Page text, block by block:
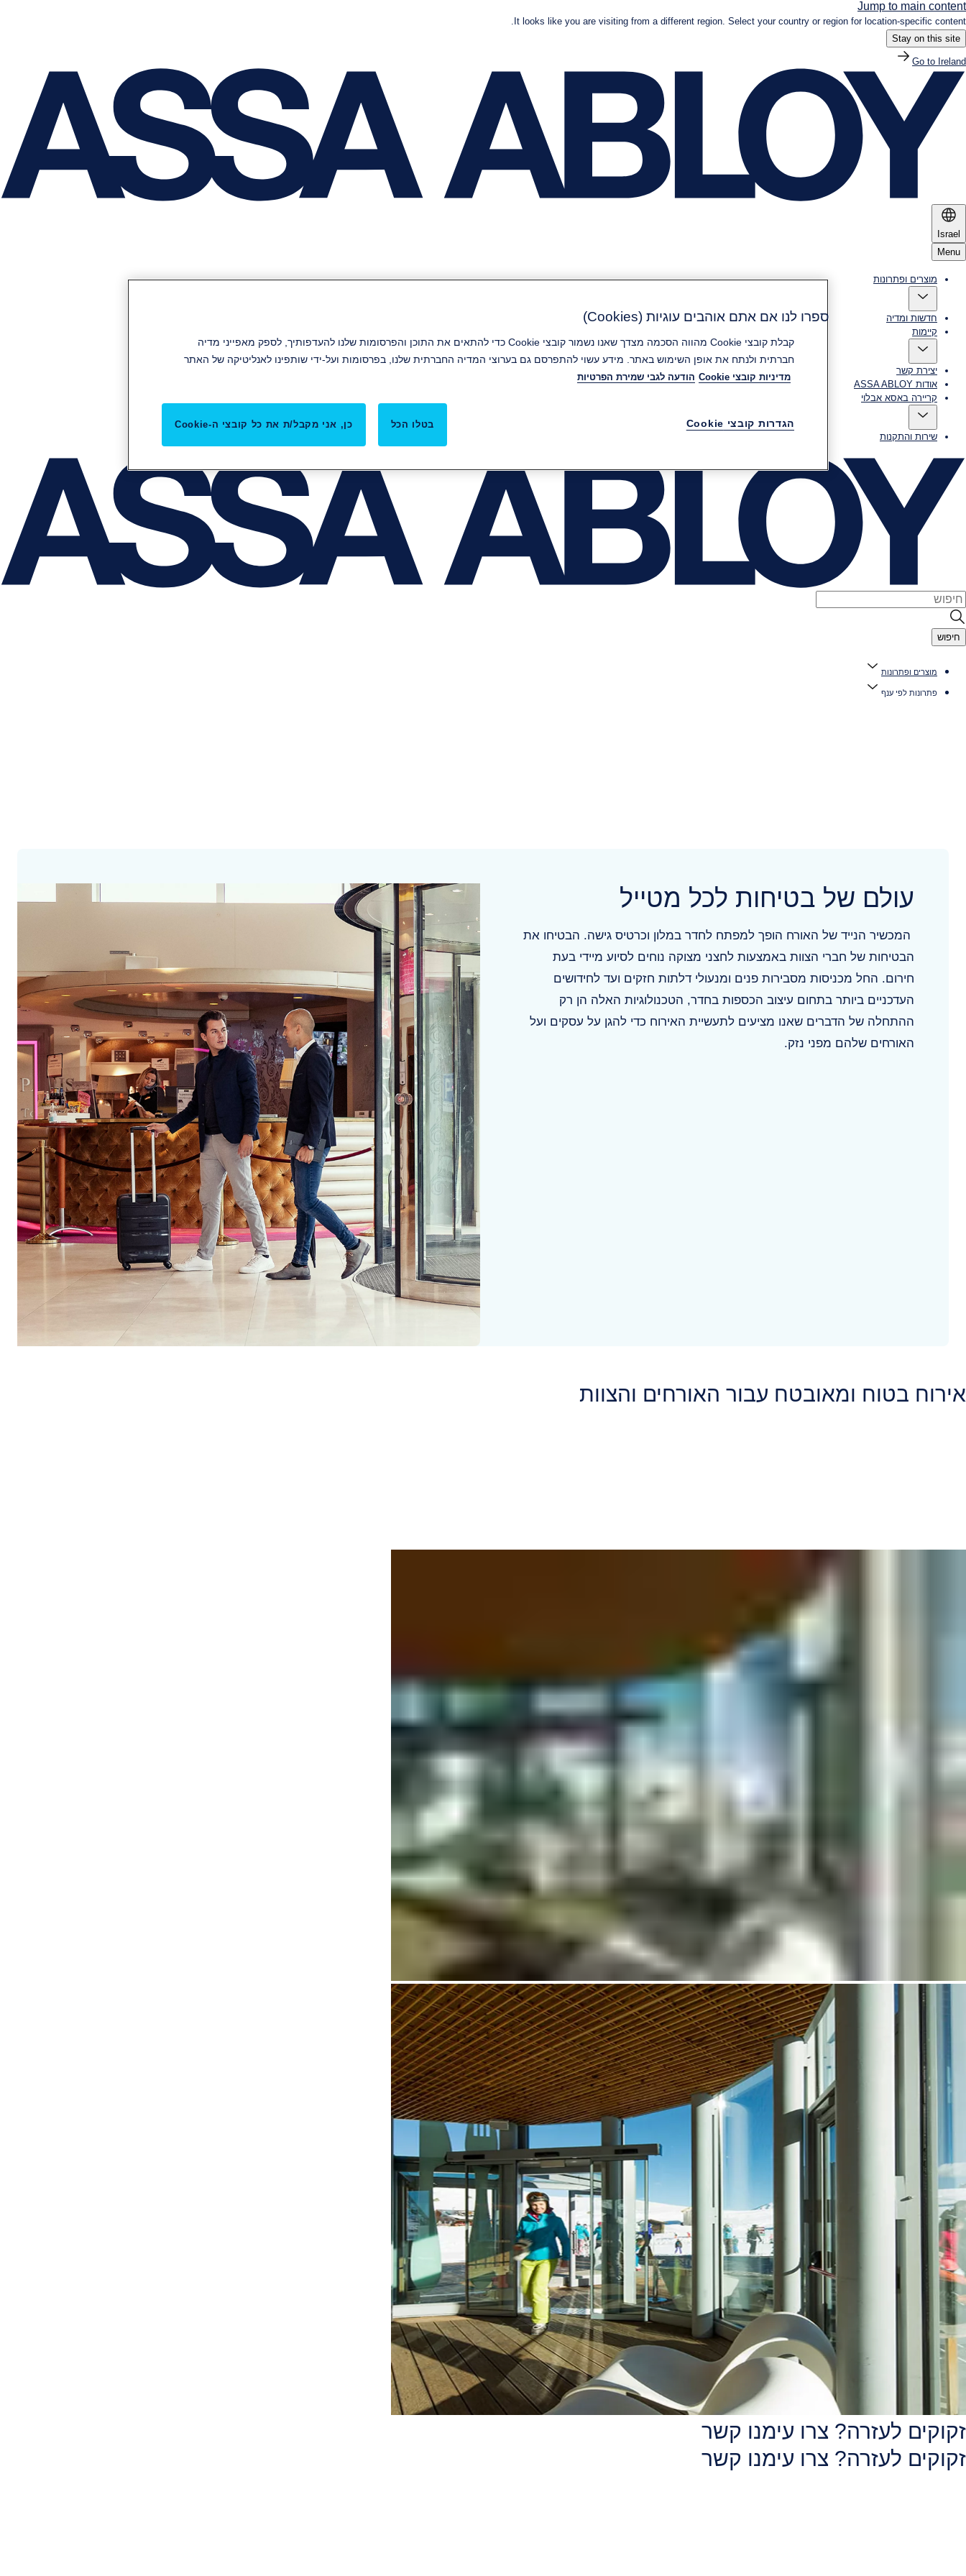
Jump to main content
It looks like you are visiting from a different region. Select your country or region for location-specific content.
Stay on this site
Go to Ireland
Israel
Menu
מוצרים ופתרונות
חדשות ומדיה
קיימות
יצירת קשר
אודות ASSA ABLOY
קריירה באסא אבלוי
שירות והתקנות
חיפוש
מוצרים ופתרונות
פתרונות לפי ענף
עולם של בטיחות לכל מטייל
המכשיר הנייד של האורח הופך למפתח לחדר במלון וכרטיס גישה. הבטיחו את
הבטיחות של חברי הצוות באמצעות לחצני מצוקה נוחים לסיוע מיידי בעת
חירום. החל מכניסות מסבירות פנים ומנעולי דלתות חזקים ועד לחידושים
העדכניים ביותר בתחום עיצוב הכספות בחדר, הטכנולוגיות האלה הן רק
ההתחלה של הדברים שאנו מציעים לתעשיית האירוח כדי להגן על עסקים ועל
האורחים שלהם מפני נזק.
אירוח בטוח ומאובטח עבור האורחים והצוות
שלהם - הם אלה שמטיילים. טכנולוגיית הבטיחות החדשנית שלנו מבטיחה שכל דבר נשאר במקומו, ונותנת שקט נפשי לאורחים בכל הנוגע לדברי הערך שלהם.
זקוקים לעזרה? צרו עימנו קשר
זקוקים לעזרה? צרו עימנו קשר
ספרו לנו אם אתם אוהבים עוגיות (Cookies)
קבלת קובצי Cookie מהווה הסכמה מצדך שאנו נשמור קובצי Cookie כדי להתאים את התוכן והפרסומות שלנו להעדפותיך, לספק מאפייני מדיה
חברתית ולנתח את אופן השימוש באתר. מידע עשוי להתפרסם גם בערוצי המדיה החברתית שלנו, בפרסומות ועל-ידי שותפינו לאנליטיקה של האתר
מדיניות קובצי Cookie הודעה לגבי שמירת הפרטיות
בטלו הכל כן, אני מקבל/ת את כל קובצי ה-Cookie הגדרות קובצי Cookie